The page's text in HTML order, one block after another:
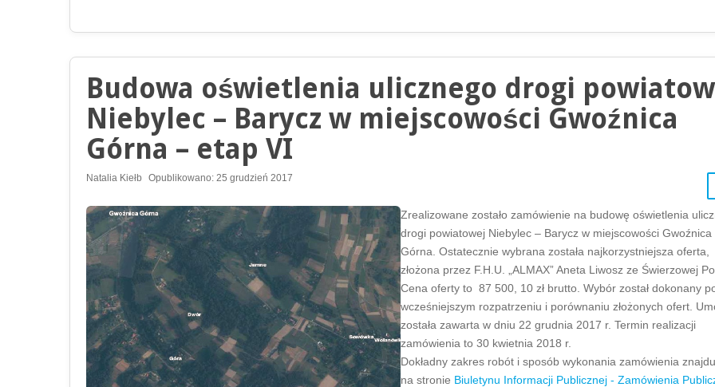
Budowa oświetlenia ulicznego drogi
Niebylec – Barycz w miejscowości Gwoźnica
Górna – etap VI
Natalia Kiełb Opublikowano: 25 grudzień 2017
Zrealizowane zostało zamówienie na budowę oświetlenia
drogi powiatowej Niebylec – Barycz w miejscowości Gwoźnica
Górna. Ostatecznie wybrana została najkorzystniejsza oferta,
złożona przez F.H.U. „ALMAX” Aneta Liwosz ze Świerzowej
Cena oferty to 87 500, 10 zł brutto. Wybór został dokonany
wcześniejszym rozpatrzeniu i porównaniu złożonych ofert.
została zawarta w dniu 22 grudnia 2017 r. Termin realizacji
zamówienia to 30 kwietnia 2018 r.
Dokładny zakres robót i sposób wykonania zamówienia
na stronie Biuletynu Informacji Publicznej - Zamówienia